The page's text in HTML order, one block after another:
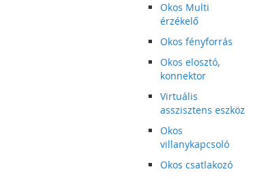
Okos Multi
érzékelő
Okos fényforrás
Okos elosztó,
konnektor
Virtuális
asszisztens eszköz
Okos
villanykapcsoló
Okos csatlakozó